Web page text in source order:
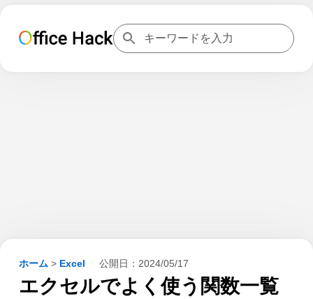
ホーム > Excel 公開日： 2024/05/17
エクセルでよく使う関数一覧